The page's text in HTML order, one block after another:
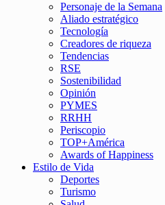
Personaje de la Semana
Aliado estratégico
Tecnología
Creadores de riqueza
Tendencias
RSE
Sostenibilidad
Opinión
PYMES
RRHH
Periscopio
TOP+América
Awards of Happiness
Estilo de Vida
Deportes
Turismo